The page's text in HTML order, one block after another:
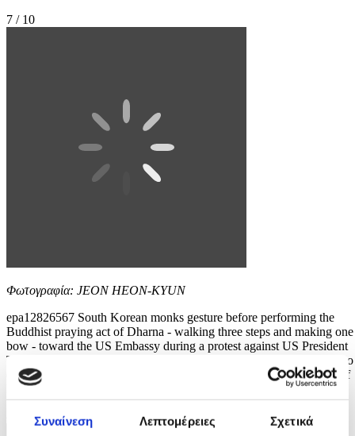
Συναίνεση Λεπτομέρειες Σχετικά
7 / 10
Φωτογραφία: JEON HEON-KYUN
epa12826567 South Korean monks gesture before performing the
Buddhist praying act of Dharna - walking three steps and making one
bow - toward the US Embassy during a protest against US President
Trump, in Seoul, South Korea, 17 March 2026. Protesters gathered to
oppose Trump’s request for South Korea to send ships to the Strait of
Hormuz. EPA/JEON HEON-KYUN
8 / 10